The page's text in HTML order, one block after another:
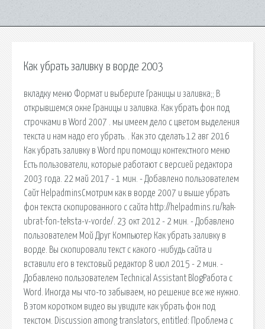
Как убрать заливку в ворде 2003
вкладку меню Формат и выберите Границы и заливка;; В
открывшемся окне Границы и заливка. Как убрать фон под
строчками в Word 2007 . мы имеем дело с цветом выделения
текста и нам надо его убрать. . Как это сделать 12 авг 2016
Как убрать заливку в Word при помощи контекстного меню
Есть пользователи, которые работают с версией редактора
2003 года. 22 май 2017 - 1 мин. - Добавлено пользователем
Сайт HelpadminsСмотрим как в ворде 2007 и выше убрать
фон текста скопированного с сайта http://helpadmins.ru/kak-
ubrat-fon-teksta-v-vorde/. 23 окт 2012 - 2 мин. - Добавлено
пользователем Мой Друг Компьютер Как убрать заливку в
ворде. Вы скопировали текст с какого -нибудь сайта и
вставили его в текстовый редактор 8 июл 2015 - 2 мин. -
Добавлено пользователем Technical Assistant BlogРабота с
Word. Иногда мы что-то забываем, но решение все же нужно.
В этом коротком видео вы увидите как убрать фон под
текстом. Discussion among translators, entitled: Проблема с